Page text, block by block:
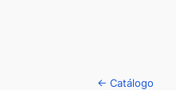
← Catálogo